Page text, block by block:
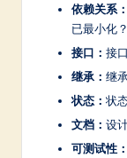
依赖关系：
已最小化？
接口： 接
继承： 继
状态： 状
文档： 设
可测试性：